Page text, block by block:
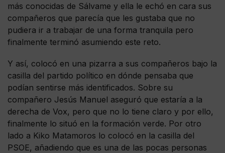
más conocidas de Sálvame y ella le echó en cara sus
compañeros que parecía que les gustaba que no
pudiera ir a trabajar de una forma tranquila pero
finalmente terminó asumiendo este reto.
Y así, colocó en una pizarra a sus compañeros bajo la
casilla del partido político en dónde pensaba que
podían sentirse más identificados. Sobre su
compañero Jesús Manuel aseguró que estaría a la
derecha de Vox, pero que no lo tiene claro y por ello,
finalmente lo situó en la formación verde. Por otro
lado a Kiko Matamoros lo colocó en la casilla del
PSOE, añadiendo que es una de las pocas personas